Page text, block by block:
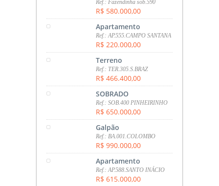
Ref.: Fazendinha sob.590
R$ 580.000,00
Apartamento
Ref.: AP.555.CAMPO SANTANA
R$ 220.000,00
Terreno
Ref.: TER.305.S.BRAZ
R$ 466.400,00
SOBRADO
Ref.: SOB.400 PINHEIRINHO
R$ 650.000,00
Galpão
Ref.: BA.001.COLOMBO
R$ 990.000,00
Apartamento
Ref.: AP.588.SANTO INÁCIO
R$ 615.000,00